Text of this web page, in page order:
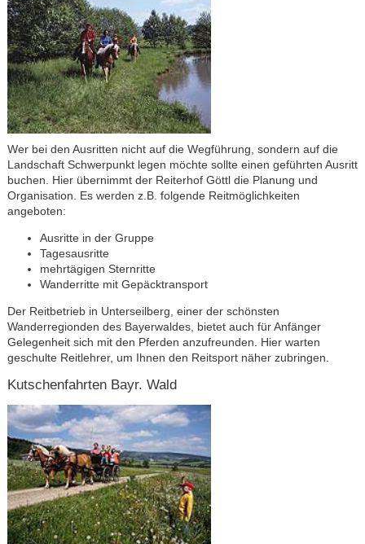
Wer bei den Ausritten nicht auf die Wegführung, sondern auf die
Landschaft Schwerpunkt legen möchte sollte einen geführten Ausritt
buchen. Hier übernimmt der Reiterhof Göttl die Planung und
Organisation. Es werden z.B. folgende Reitmöglichkeiten
angeboten:
Ausritte in der Gruppe
Tagesausritte
mehrtägigen Sternritte
Wanderritte mit Gepäcktransport
Der Reitbetrieb in Unterseilberg, einer der schönsten
Wanderregionden des Bayerwaldes, bietet auch für Anfänger
Gelegenheit sich mit den Pferden anzufreunden. Hier warten
geschulte Reitlehrer, um Ihnen den Reitsport näher zubringen.
Kutschenfahrten Bayr. Wald